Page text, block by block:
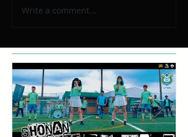
Write a comment...